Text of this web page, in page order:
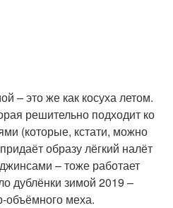
– это же как косуха летом.
решительно подходит ко
(которые, кстати, можно
образу лёгкий налёт
– тоже работает
дублёнки зимой 2019 –
объёмного меха.